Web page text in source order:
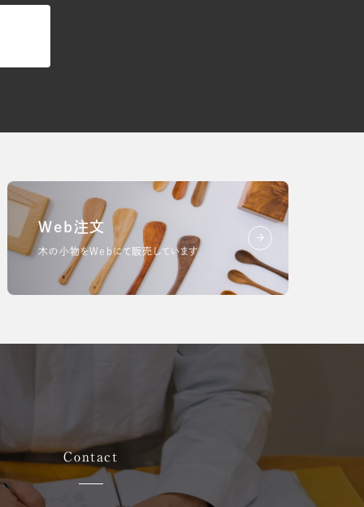
Web注文
木の小物をWebにて販売しています
Contact